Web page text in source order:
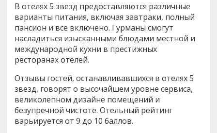
В отелях 5 звезд предоставляются различные
варианты питания, включая завтраки, полный
пансион и все включено. Гурманы смогут
насладиться изысканными блюдами местной и
международной кухни в престижных
ресторанах отелей.
Отзывы гостей, останавливавшихся в отелях 5
звезд, говорят о высочайшем уровне сервиса,
великолепном дизайне помещений и
безупречной чистоте. Отельный рейтинг
варьируется от 9 до 10 баллов.